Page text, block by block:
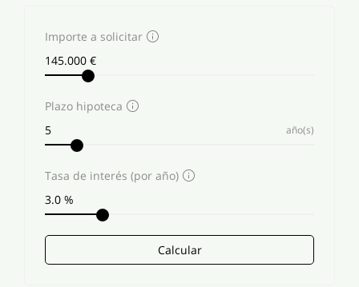
Importe a solicitar
Plazo hipoteca
año(s)
Tasa de interés (por año)
Calcular